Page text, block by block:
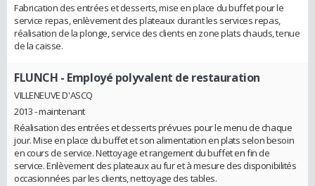
Fabrication des entrées et desserts, mise en place du buffet pour le
service repas, enlèvement des plateaux durant les services repas,
réalisation de la plonge, service des clients en zone plats chauds, tenue
de la caisse.
FLUNCH - Employé polyvalent de restauration
VILLENEUVE D'ASCQ
2013 - maintenant
Réalisation des entrées et desserts prévues pour le menu de chaque
jour. Mise en place du buffet et son alimentation en plats selon besoin
en cours de service. Nettoyage et rangement du buffet en fin de
service. Enlèvement des plateaux au fur et à mesure des disponibilités
occasionnées par les clients, nettoyage des tables.